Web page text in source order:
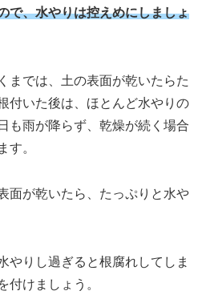
で、水やりは控えめにしましょ
までは、土の表面が乾いたらた
付いた後は、ほとんど水やりの
も雨が降らず、乾燥が続く場合
す。
面が乾いたら、たっぷりと水や
やりし過ぎると根腐れしてしま
付けましょう。